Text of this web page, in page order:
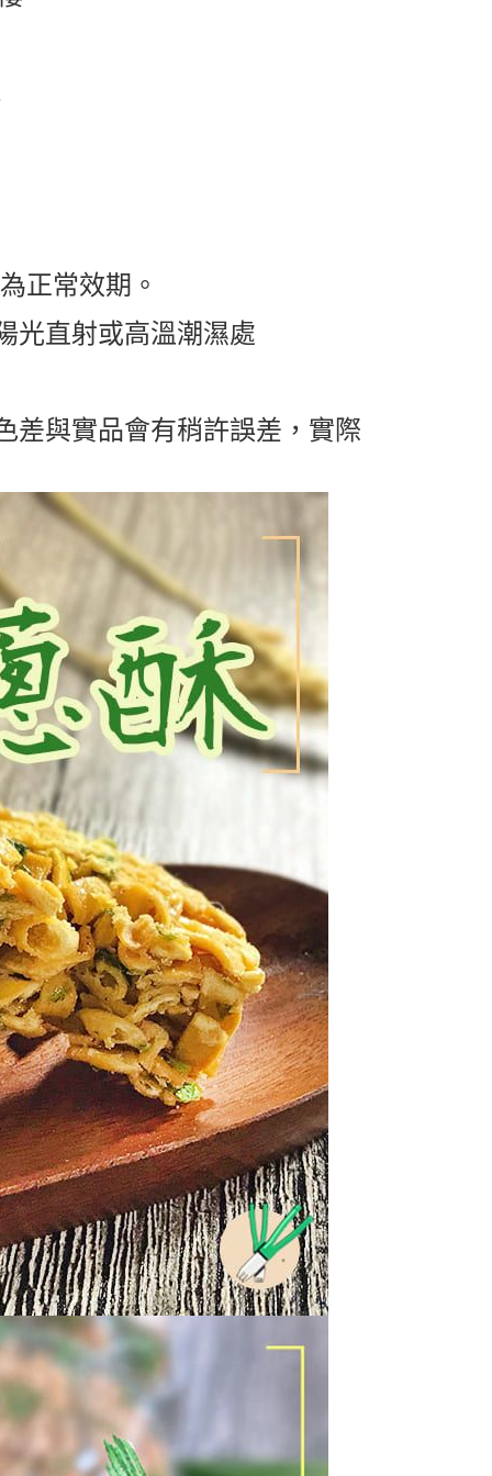
正常效期。
光直射或高溫潮濕處
差與實品會有稍許誤差，實際